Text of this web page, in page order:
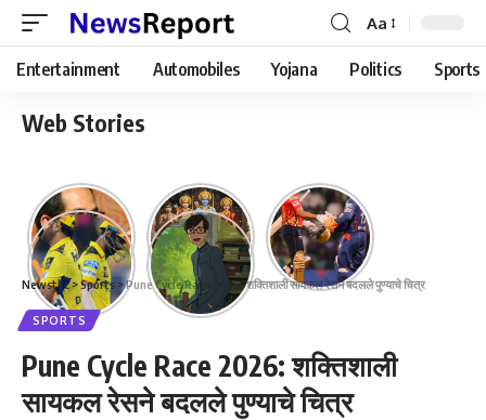
Font
Resizer
Aa
Entertainment Automobiles Yojana Politics Sports
Web Stories
Newstkc>Sports >Pune Cycle Race 2026: शक्तिशाली सायकल रेसने बदलले पुण्याचे चित्र
SPORTS
Pune Cycle Race 2026: शक्तिशाली
सायकल रेसने बदलले पुण्याचे चित्र